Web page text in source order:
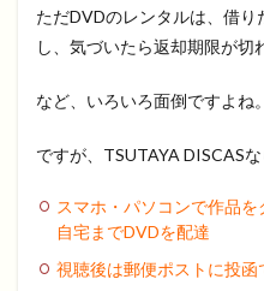
ただDVDのレンタルは、借
し、気づいたら返却期限が切
など、いろいろ面倒ですよね。
ですが、TSUTAYA DISCASな
スマホ・パソコンで作品を
自宅までDVDを配達
視聴後は郵便ポストに投函